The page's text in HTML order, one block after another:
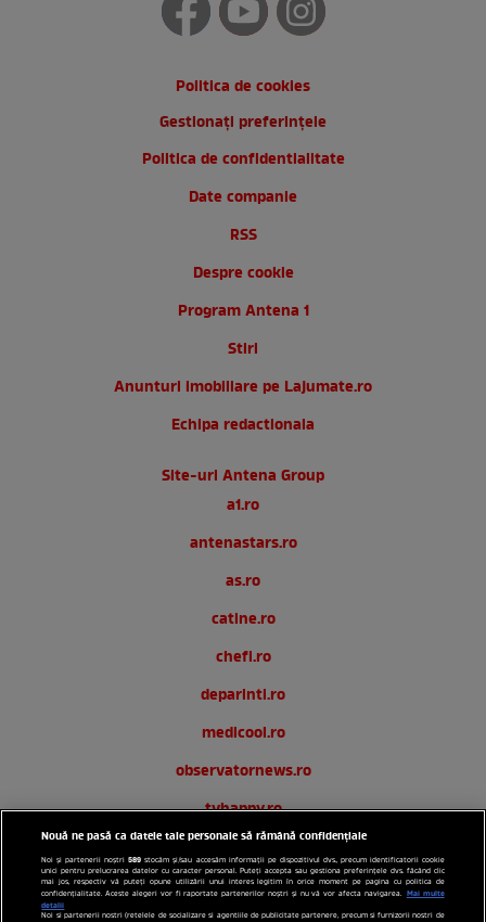
Politica de cookies
Gestionați preferințele
Politica de confidentialitate
Date companie
RSS
Despre cookie
Program Antena 1
Stiri
Anunturi imobiliare pe Lajumate.ro
Echipa redactionala
Site-uri Antena Group
a1.ro
antenastars.ro
as.ro
catine.ro
chefi.ro
deparinti.ro
medicool.ro
observatornews.ro
tvhappy.ro
useit.ro
zutv.ro
Nouă ne pasă ca datele tale personale să rămână confidențiale
Noi și partenerii noștri589 stocăm și/sau accesăm informații pe dispozitivul dvs., precum identificatorii cookie
unici pentru prelucrarea datelor cu caracter personal. Puteți accepta sau gestiona preferințele dvs. făcând clic
mai jos, respectiv vă puteți opune utilizării unui interes legitim în orice moment pe pagina cu politica de
confidențialitate. Aceste alegeri vor fi raportate partenerilor noștri și nu vă vor afecta navigarea. Mai multe
detalii
Noi si partenerii nostri (retelele de socializare si agentiile de publicitate partenere, precum si furnizorii nostri de